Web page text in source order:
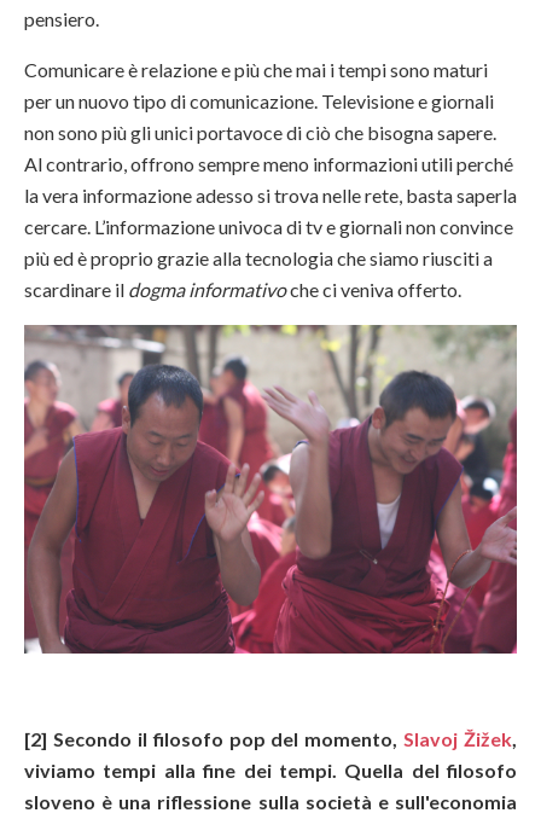
pensiero.
Comunicare è relazione e più che mai i tempi sono maturi
per un nuovo tipo di comunicazione. Televisione e giornali
non sono più gli unici portavoce di ciò che bisogna sapere.
Al contrario, offrono sempre meno informazioni utili perché
la vera informazione adesso si trova nelle rete, basta saperla
cercare. L’informazione univoca di tv e giornali non convince
più ed è proprio grazie alla tecnologia che siamo riusciti a
scardinare il dogma informativoche ci veniva offerto.
[2] Secondo il filosofo pop del momento, Slavoj Žižek
viviamo tempi alla fine dei tempi. Quella del filosofo
sloveno è una riflessione sulla società e sull'economia